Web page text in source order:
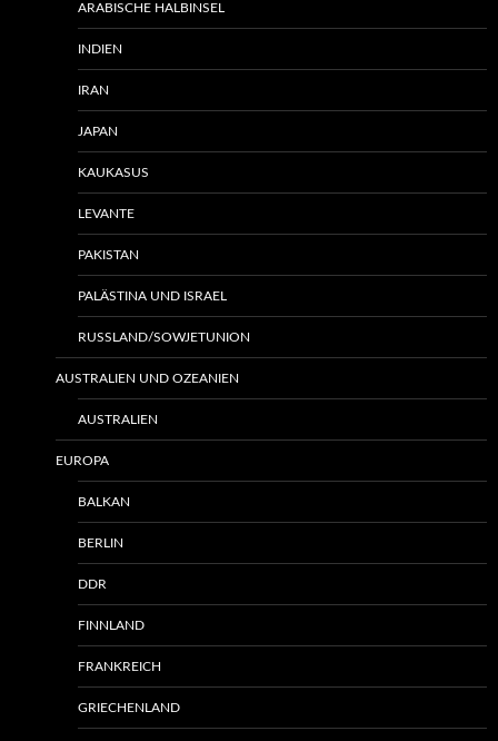
ARABISCHE HALBINSEL
INDIEN
IRAN
JAPAN
KAUKASUS
LEVANTE
PAKISTAN
PALÄSTINA UND ISRAEL
RUSSLAND/SOWJETUNION
AUSTRALIEN UND OZEANIEN
AUSTRALIEN
EUROPA
BALKAN
BERLIN
DDR
FINNLAND
FRANKREICH
GRIECHENLAND